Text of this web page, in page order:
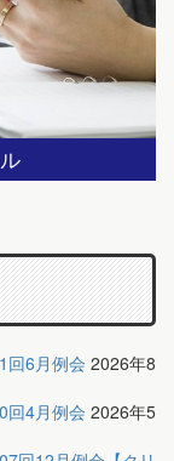
回6月例会 2026年8
回4月例会 2026年5